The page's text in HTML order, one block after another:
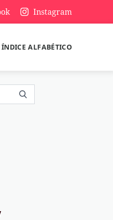
Instagram
ÍNDICE ALFABÉTICO